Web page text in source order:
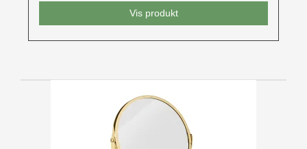
Vis produkt